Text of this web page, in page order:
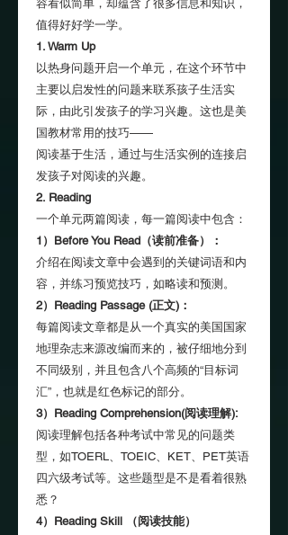
容看似简单，却蕴含了很多信息和知识，
值得好好学一学。
1. Warm Up
以热身问题开启一个单元，在这个环节中
主要以启发性的问题来联系孩子生活实
际，由此引发孩子的学习兴趣。这也是美
国教材常用的技巧——
阅读基于生活，通过与生活实例的连接启
发孩子对阅读的兴趣。
2. Reading
一个单元两篇阅读，每一篇阅读中包含：
1）Before You Read（读前准备）：
介绍在阅读文章中会遇到的关键词语和内
容，并练习预览技巧，如略读和预测。
2）Reading Passage (正文)：
每篇阅读文章都是从一个真实的美国国家
地理杂志来源改编而来的，被仔细地分到
不同级别，并且包含八个高频的“目标词
汇”，也就是红色标记的部分。
3）Reading Comprehension(阅读理解):
阅读理解包括各种考试中常见的问题类
型，如TOERL、TOEIC、KET、PET英语
四六级考试等。这些题型是不是看着很熟
悉？
4）Reading Skill （阅读技能）